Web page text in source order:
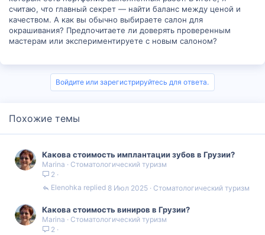
считаю, что главный секрет — найти баланс между ценой и
качеством. А как вы обычно выбираете салон для
окрашивания? Предпочитаете ли доверять проверенным
мастерам или экспериментируете с новым салоном?
Войдите или зарегистрируйтесь для ответа.
Похожие темы
Какова стоимость имплантации зубов в Грузии?
Marina
Стоматологический туризм
2
Стоматологический туризм
8 Июл 2025
Elenohka
Какова стоимость виниров в Грузии?
Marina
Стоматологический туризм
2